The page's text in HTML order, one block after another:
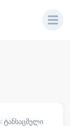
ტანსაცმელი